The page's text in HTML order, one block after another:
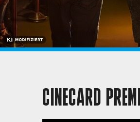
CINECARD